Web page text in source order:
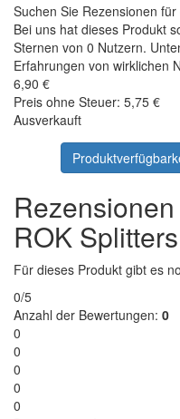
Suchen Sie Rezensionen
Bei uns hat dieses Produkt
Sternen von 0 Nutzern.
Erfahrungen von wirklichen
6,90 €
Preis ohne Steuer: 5,75 €
Ausverkauft
ROK Splitters
Für dieses Produkt gibt es
0/5
Anzahl der Bewertungen: 0
0
0
0
0
0